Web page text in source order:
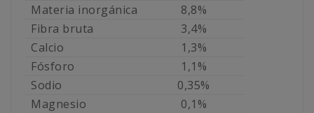
Materia inorgánica
8,8%
Fibra bruta
3,4%
Calcio
1,3%
Fósforo
1,1%
Sodio
0,35%
Magnesio
0,1%